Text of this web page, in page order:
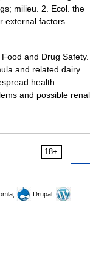
milieu. 2. Ecol. the
external factors… …
and Drug Safety.
and related dairy
health
and possible renal
18+
Drupal,